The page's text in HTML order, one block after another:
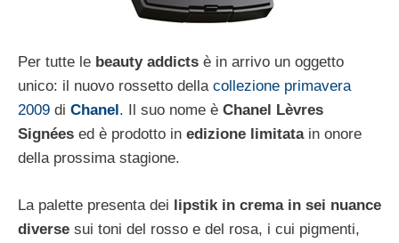
Per tutte le beauty addicts è in arrivo un oggetto
unico: il nuovo rossetto della collezione primavera
2009 di Chanel . Il suo nome è Chanel Lèvres
Signées ed è prodotto in edizione limitatain onore
della prossima stagione.
La palette presenta dei lipstik in crema in sei nuance
diverse sui toni del rosso e del rosa, i cui pigmenti,